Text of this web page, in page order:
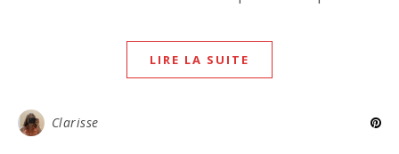
LIRE LA SUITE
Clarisse